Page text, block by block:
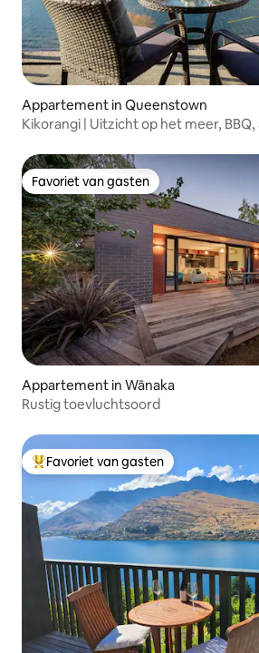
Appartement in Queenstown
Kikorangi | Uitzicht op het meer,
Favoriet van gasten
Favoriet van gasten
Appartement in Wānaka
Rustig toevluchtsoord
Topfavoriet van gasten
Favoriet van gasten